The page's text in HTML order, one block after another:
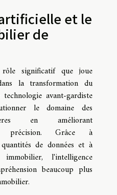
et le
de
significatif que joue
la transformation du
avant-gardiste
le domaine des
en améliorant
précision. Grâce à
de données et à
l'intelligence
beaucoup plus